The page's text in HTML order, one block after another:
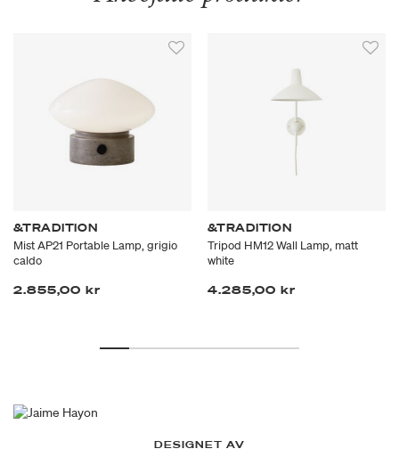
&TRADITION
Mist AP21 Portable Lamp, grigio
caldo
2.855,00 kr
&TRADITION
Tripod HM12 Wall Lamp, matt
white
4.285,00 kr
DESIGNET AV